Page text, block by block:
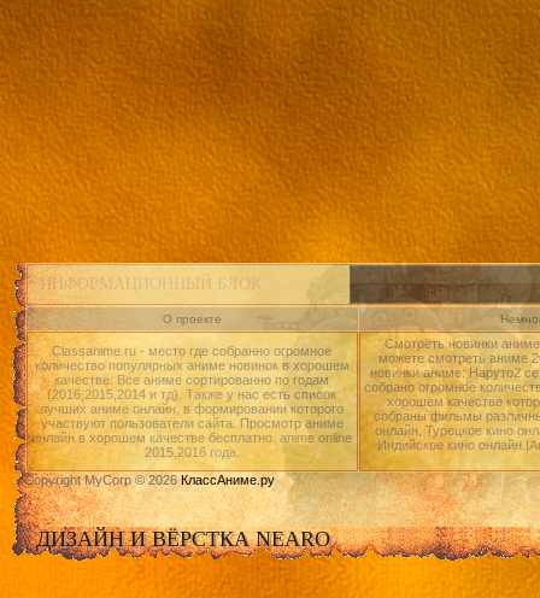
ИНФОРМАЦИОННЫЙ БЛОК
О проекте
Classanime.ru - место где собранно огромное
количество популярных аниме новинок в хорошем
качестве. Все аниме сортированно по годам
(2016,2015,2014 и тд). Также у нас есть список
лучших аниме онлайн, в формировании которого
участвуют пользователи сайта. Просмотр аниме
онлайн в хорошем качестве бесплатно. anime online
2015,2016 года.
Смотреть новинки
можете смотреть аниме
новинки аниме: Наруто2
собрано огромное
хорошем качестве
собраны фильмы
онлайн, Турецкое кино
Индийское кино
Copyright MyCorp © 2026КлассАниме.ру
ДИЗАЙН И ВЁРСТКА NEARO